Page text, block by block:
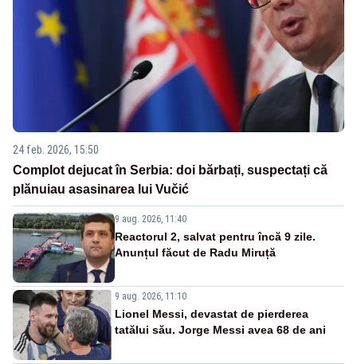
24 feb. 2026, 15:50
Complot dejucat în Serbia: doi bărbați, suspectați că
plănuiau asasinarea lui Vučić
9 aug. 2026, 11:40
Reactorul 2, salvat pentru încă 9 zile.
Anunțul făcut de Radu Miruță
9 aug. 2026, 11:10
Lionel Messi, devastat de pierderea
tatălui său. Jorge Messi avea 68 de ani